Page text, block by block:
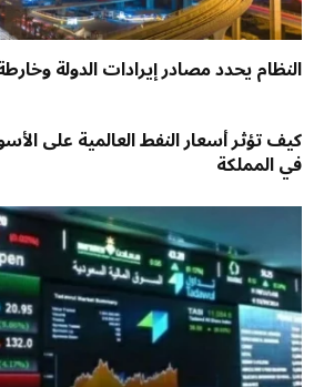
النظام يحدد مصادر إيرادات الدولة
كيف تؤثر أسعار النفط العالمية على
في المملكة